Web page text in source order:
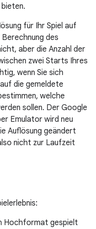
für Ihr Spiel auf
des
aber die Anzahl der
zwei Starts Ihres
wenn Sie sich
die gemeldete
welche
sollen. Der Google
Emulator wird neu
Auflösung geändert
nicht zur Laufzeit
Hochformat gespielt